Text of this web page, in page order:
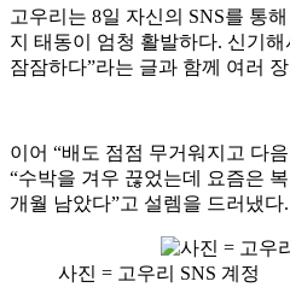
고우리는 8일 자신의 SNS를 통
지 태동이 엄청 활발하다. 신기
잠잠하다”라는 글과 함께 여러
이어 “배도 점점 무거워지고 다
“수박을 겨우 끊었는데 요즘은
개월 남았다”고 설렘을 드러냈다.
사진 = 고우리 SNS 계정